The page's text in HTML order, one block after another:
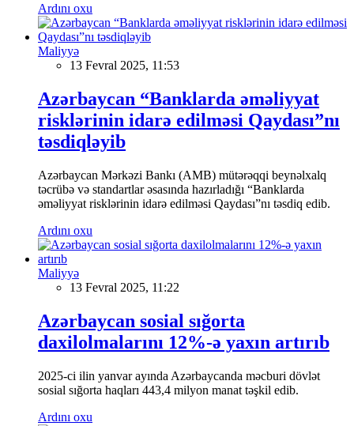
Ardını oxu
Maliyyə
13 Fevral 2025, 11:53
Azərbaycan “Banklarda əməliyyat
risklərinin idarə edilməsi Qaydası”nı
təsdiqləyib
Azərbaycan Mərkəzi Bankı (AMB) mütərəqqi beynəlxalq
təcrübə və standartlar əsasında hazırladığı “Banklarda
əməliyyat risklərinin idarə edilməsi Qaydası”nı təsdiq edib.
Ardını oxu
Maliyyə
13 Fevral 2025, 11:22
Azərbaycan sosial sığorta
daxilolmalarını 12%-ə yaxın artırıb
2025-ci ilin yanvar ayında Azərbaycanda məcburi dövlət
sosial sığorta haqları 443,4 milyon manat təşkil edib.
Ardını oxu